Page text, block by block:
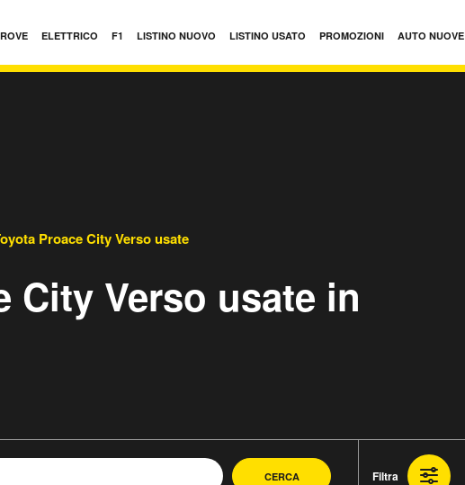
ELETTRICO F1 LISTINO NUOVO LISTINO USATO PROMOZIONI AUTO NUOVE
Proace City Verso usate
City Verso usate in
CERCA Filtra